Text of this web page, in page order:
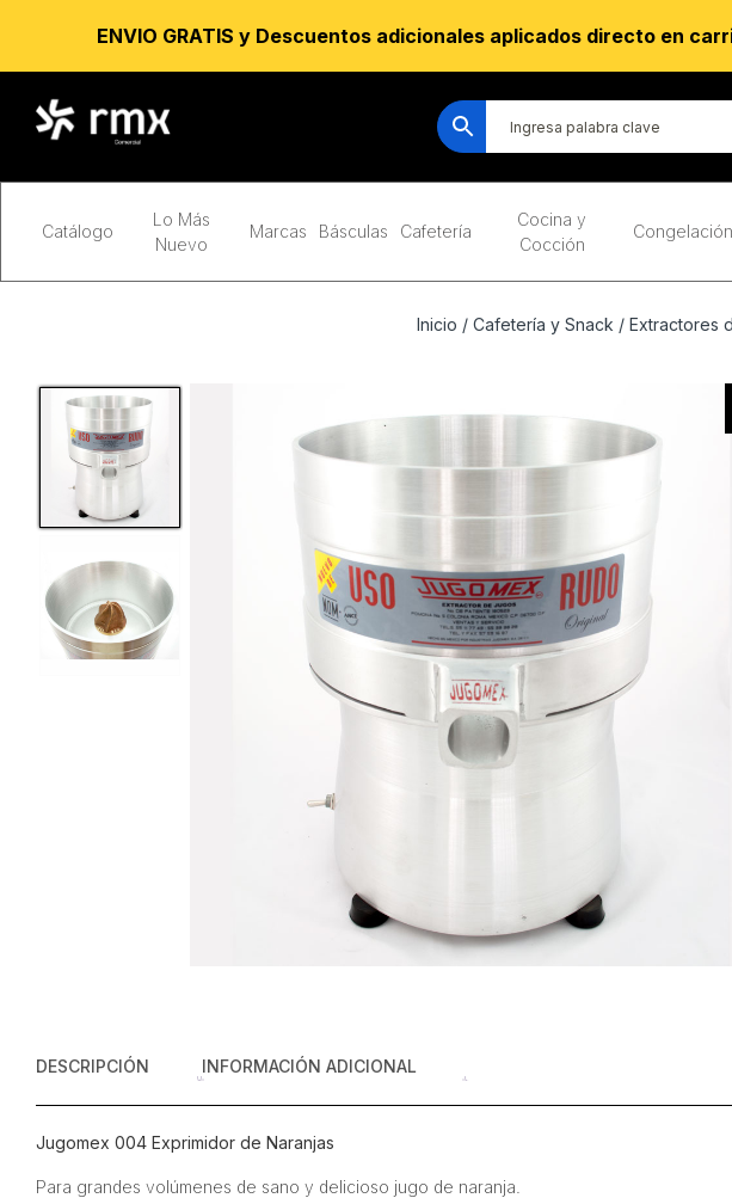
Catálogo
Lo Más
Nuevo
Marcas Básculas Cafetería
Cocina y
Cocción
Congelación
Inicio / Cafetería y Snack / Extractores
DESCRIPCIÓN INFORMACIÓN ADICIONAL
Jugomex 004 Exprimidor de Naranjas
Para grandes volúmenes de sano y delicioso jugo de naranja.
ENVIO GRATIS y Descuentos adicionales aplicados directo en